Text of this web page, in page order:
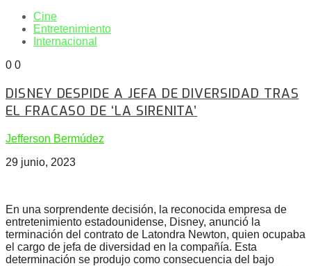
Cine
Entretenimiento
Internacional
0 0
DISNEY DESPIDE A JEFA DE DIVERSIDAD TRAS
EL FRACASO DE ‘LA SIRENITA’
Jefferson Bermúdez
29 junio, 2023
En una sorprendente decisión, la reconocida empresa de
entretenimiento estadounidense, Disney, anunció la
terminación del contrato de Latondra Newton, quien ocupaba
el cargo de jefa de diversidad en la compañía. Esta
determinación se produjo como consecuencia del bajo